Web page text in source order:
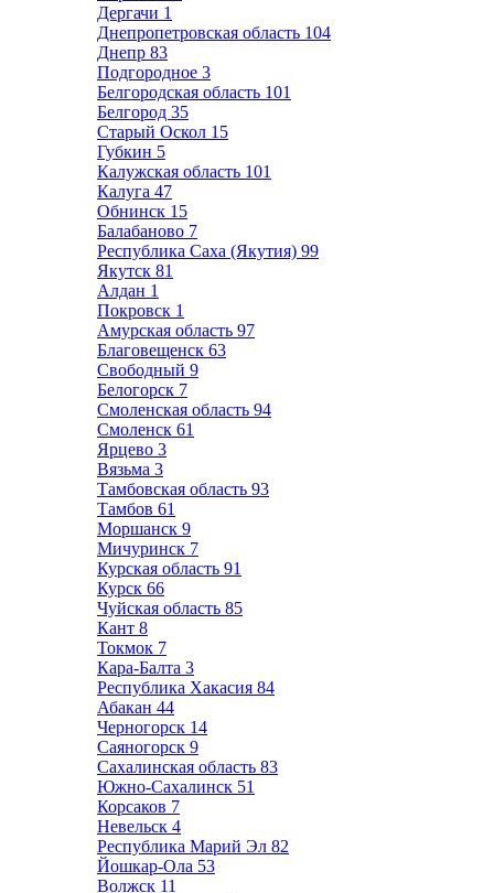
Дергачи 1
Днепропетровская область 104
Днепр 83
Подгородное 3
Белгородская область 101
Белгород 35
Старый Оскол 15
Губкин 5
Калужская область 101
Калуга 47
Обнинск 15
Балабаново 7
Республика Саха (Якутия) 99
Якутск 81
Алдан 1
Покровск 1
Амурская область 97
Благовещенск 63
Свободный 9
Белогорск 7
Смоленская область 94
Смоленск 61
Ярцево 3
Вязьма 3
Тамбовская область 93
Тамбов 61
Моршанск 9
Мичуринск 7
Курская область 91
Курск 66
Чуйская область 85
Кант 8
Токмок 7
Кара-Балта 3
Республика Хакасия 84
Абакан 44
Черногорск 14
Саяногорск 9
Сахалинская область 83
Южно-Сахалинск 51
Корсаков 7
Невельск 4
Республика Марий Эл 82
Йошкар-Ола 53
Волжск 11